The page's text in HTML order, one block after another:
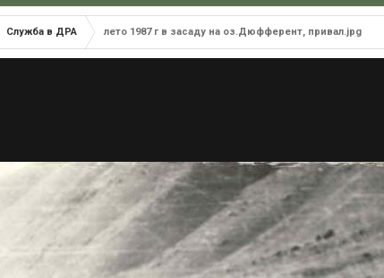
Служба в ДРА лето 1987 г в засаду на оз.Дюфферент, привал.jpg